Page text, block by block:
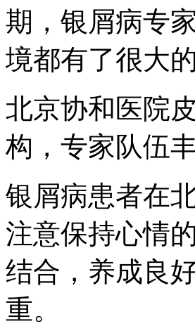
期，银屑病专
境都有了很大的
北京协和医院
构，专家队伍
银屑病患者在
注意保持心情
结合，养成良
重。